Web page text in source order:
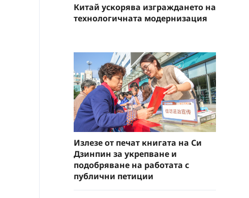
Китай ускорява изграждането на
технологичната модернизация
Излезе от печат книгата на Си
Дзинпин за укрепване и
подобряване на работата с
публични петиции